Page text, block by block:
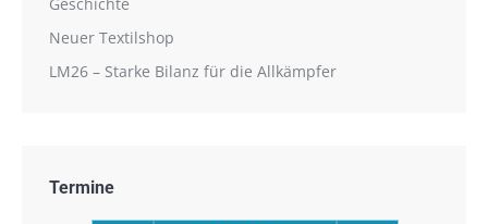
Neuer Textilshop
LM26 – Starke Bilanz für die Allkämpfer
Termine